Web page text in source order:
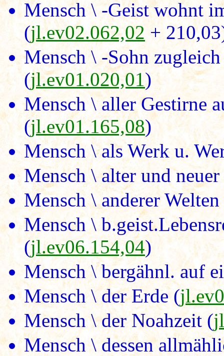
Mensch \ -Geist wohnt
(jl.ev02.062,02 +
Mensch \ -Sohn
(jl.ev01.020,01)
Mensch \ aller Gestirne
(jl.ev01.165,08)
Mensch \ als Werk u.
Mensch \ alter und
Mensch \ anderer
Mensch \
(jl.ev06.154,04)
Mensch \ bergähnl. auf
Mensch \ der Erde (
Mensch \ der Noahzeit (
Mensch \ dessen